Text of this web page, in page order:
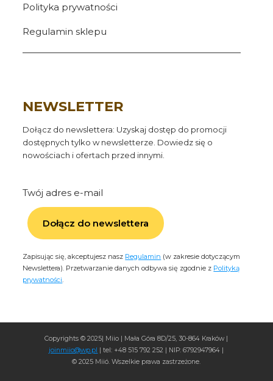
Polityka prywatności
Regulamin sklepu
NEWSLETTER
Dołącz do newslettera: Uzyskaj dostęp do promocji
dostępnych tylko w newsletterze. Dowiedz się o
nowościach i ofertach przed innymi.
Twój adres e-mail
Dołącz do newslettera
Zapisując się, akceptujesz nasz Regulamin (w zakresie dotyczącym
Newslettera). Przetwarzanie danych odbywa się zgodnie z Polityką
prywatności
Copyrights © 2025| Miio | Mała Góra 8D/25, 30-864 Kraków |
joinmiio@wp.pl | tel: +48 515 792 252 | NIP: 6792947964 |
© 2025 Miió. Wszelkie prawa zastrzeżone.